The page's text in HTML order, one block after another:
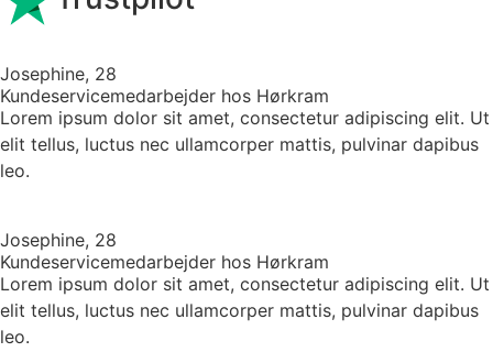
Josephine, 28
Kundeservicemedarbejder hos Hørkram
Lorem ipsum dolor sit amet, consectetur adipiscing elit. Ut
elit tellus, luctus nec ullamcorper mattis, pulvinar dapibus
leo.
Josephine, 28
Kundeservicemedarbejder hos Hørkram
Lorem ipsum dolor sit amet, consectetur adipiscing elit. Ut
elit tellus, luctus nec ullamcorper mattis, pulvinar dapibus
leo.